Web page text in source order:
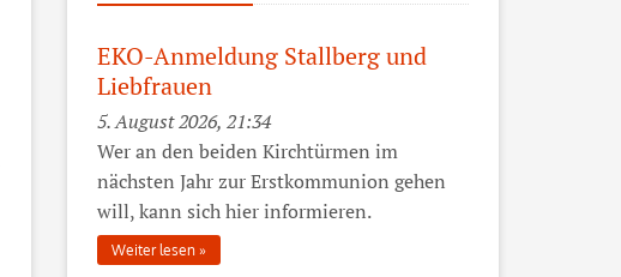
EKO-Anmeldung Stallberg und
Liebfrauen
5. August 2026, 21:34
Wer an den beiden Kirchtürmen im
nächsten Jahr zur Erstkommunion gehen
will, kann sich hier informieren.
Weiter lesen